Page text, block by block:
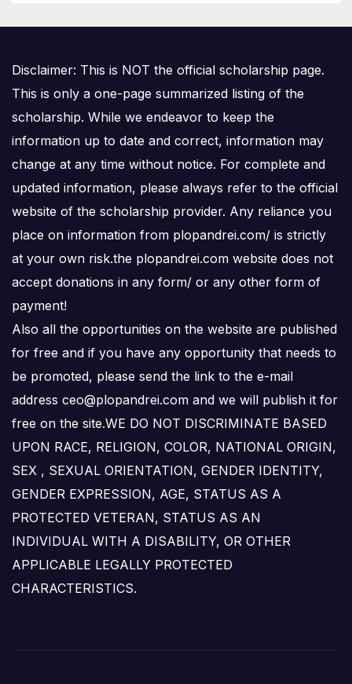
Disclaimer: This is NOT the official scholarship page.
This is only a one-page summarized listing of the
scholarship. While we endeavor to keep the
information up to date and correct, information may
change at any time without notice. For complete and
updated information, please always refer to the official
website of the scholarship provider. Any reliance you
place on information from plopandrei.com/ is strictly
at your own risk.the plopandrei.com website does not
accept donations in any form/ or any other form of
payment!
Also all the opportunities on the website are published
for free and if you have any opportunity that needs to
be promoted, please send the link to the e-mail
address ceo@plopandrei.com and we will publish it for
free on the site.WE DO NOT DISCRIMINATE BASED
UPON RACE, RELIGION, COLOR, NATIONAL ORIGIN,
SEX , SEXUAL ORIENTATION, GENDER IDENTITY,
GENDER EXPRESSION, AGE, STATUS AS A
PROTECTED VETERAN, STATUS AS AN
INDIVIDUAL WITH A DISABILITY, OR OTHER
APPLICABLE LEGALLY PROTECTED
CHARACTERISTICS.